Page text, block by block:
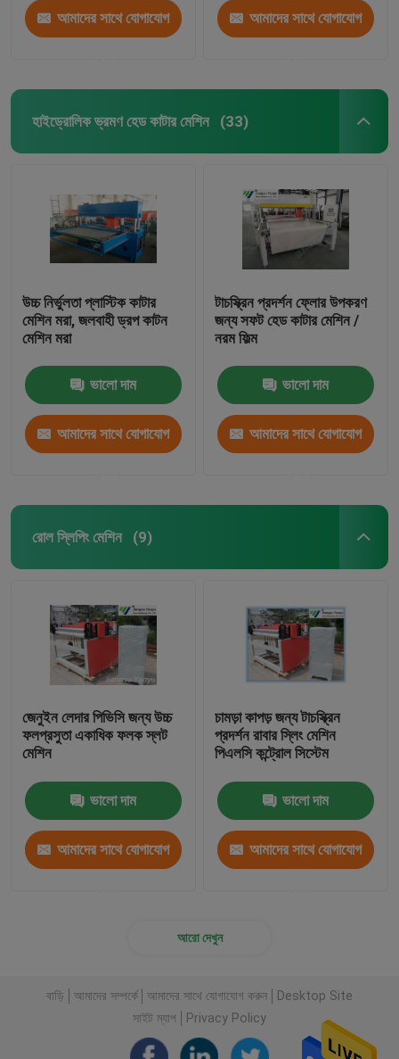
আমাদের সাথে যোগাযোগ আমাদের সাথে যোগাযোগ
হাইড্রোলিক ভ্রমণ হেড কাটার মেশিন (33)
উচ্চ নির্ভুলতা প্লাস্টিক কাটার
মেশিন মরা, জলবাহী ড্রপ কাটন
মেশিন মরা
ভালো দাম
আমাদের সাথে যোগাযোগ
টাচস্ক্রিন প্রদর্শন ফ্লোর উপকরণ
জন্য সফট হেড কাটার মেশিন /
নরম ফিল্ম
ভালো দাম
আমাদের সাথে যোগাযোগ
রোল স্লিপিং মেশিন (9)
জেনুইন লেদার পিভিসি জন্য উচ্চ
ফলপ্রসুতা একাধিক ফলক স্লট
মেশিন
ভালো দাম
আমাদের সাথে যোগাযোগ
চামড়া কাপড় জন্য টাচস্ক্রিন
প্রদর্শন রাবার স্লিং মেশিন
পিএলসি কন্ট্রোল সিস্টেম
ভালো দাম
আমাদের সাথে যোগাযোগ
আরো দেখুন
বাড়ি আমাদের সম্পর্কে আমাদের সাথে যোগাযোগ করুন
Desktop Site
সাইট ম্যাপ
Privacy Policy